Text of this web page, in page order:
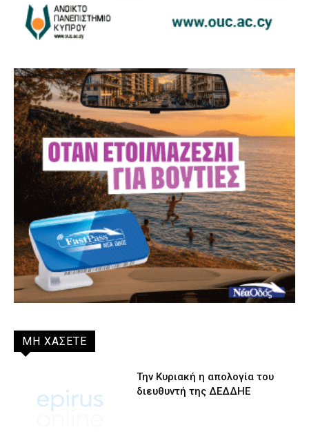
ΜΗ ΧΑΣΕΤΕ
Την Κυριακή η απολογία του
διευθυντή της ΔΕΔΔΗΕ